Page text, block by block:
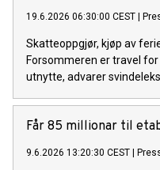
19.6.2026 06:30:00 CEST
Skatteoppgjør, kjøp av
Forsommeren er travel
utnytte, advarer
Får 85 millionar til
9.6.2026 13:20:30 CEST